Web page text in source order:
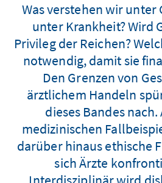
Was verstehen wir unter
unter Krankheit? Wird
Privileg der Reichen?
notwendig, damit sie
Den Grenzen von
ärztlichem Handeln
dieses Bandes
medizinischen
darüber hinaus ethische
sich Ärzte